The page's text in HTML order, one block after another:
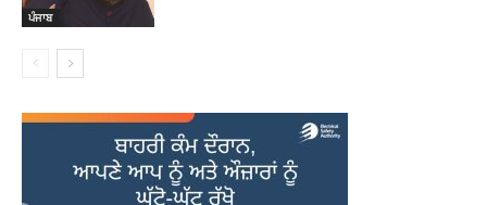
ਪੰਜਾਬ